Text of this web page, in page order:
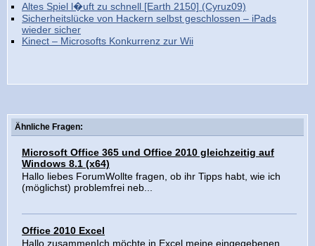
Altes Spiel l�uft zu schnell [Earth 2150] (Cyruz09)
Sicherheitslücke von Hackern selbst geschlossen – iPads
wieder sicher
Kinect – Microsofts Konkurrenz zur Wii
Ähnliche Fragen:
Microsoft Office 365 und Office 2010 gleichzeitig auf
Windows 8.1 (x64)
Hallo liebes ForumWollte fragen, ob ihr Tipps habt, wie ich
(möglichst) problemfrei neb...
Office 2010 Excel
Hallo zusammenIch möchte in Excel meine eingegebenen